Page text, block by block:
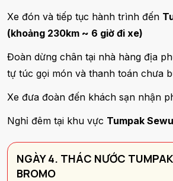
Xe đón và tiếp tục hành trình đến
(khoảng 230km ~ 6 giờ đi xe)
Đoàn dừng chân tại nhà hàng địa
tự túc gọi món và thanh toán chưa
Xe đưa đoàn đến khách sạn nhận
Nghỉ đêm tại khu vực Tumpak
NGÀY 4. THÁC NƯỚC
BROMO